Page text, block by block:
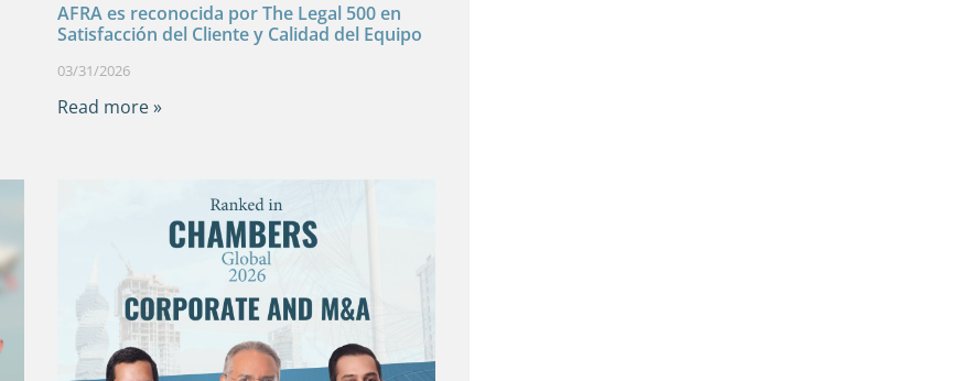
AFRA es reconocida por The Legal 500 en
Satisfacción del Cliente y Calidad del Equipo
03/31/2026
Read more »